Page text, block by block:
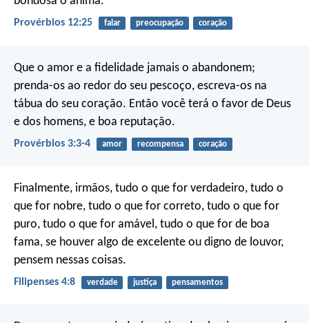
Provérbios 12:25 falar preocupação coração
Que o amor e a fidelidade jamais o abandonem;
prenda-os ao redor do seu pescoço, escreva-os na
tábua do seu coração. Então você terá o favor de Deus
e dos homens, e boa reputação.
Provérbios 3:3-4 amor recompensa coração
Finalmente, irmãos, tudo o que for verdadeiro, tudo o
que for nobre, tudo o que for correto, tudo o que for
puro, tudo o que for amável, tudo o que for de boa
fama, se houver algo de excelente ou digno de louvor,
pensem nessas coisas.
Filipenses 4:8 verdade justiça pensamentos